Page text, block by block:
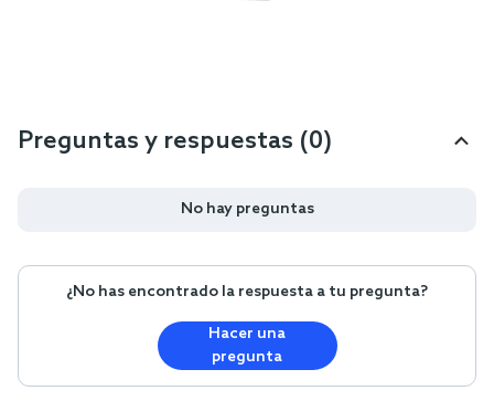
Preguntas y respuestas (0)
No hay preguntas
¿No has encontrado la respuesta a tu pregunta?
Hacer una
pregunta